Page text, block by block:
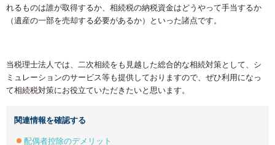
れるものは誰が取得するか、相続税の納税資金はどうやって手当するか
（遺産の一部を売却する必要があるか）といった諸点です。
当税理士法人では、二次相続をも見越した総合的な相続対策として、シ
ミュレーションのサービス等も提供しておりますので、ぜひ利用になっ
て相続税対策にお役立ていただきたいと思います。
関連情報を確認する
配偶者控除のデメリット